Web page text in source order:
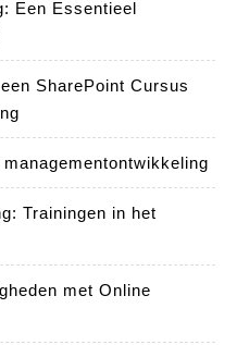
Een Essentieel
SharePoint Cursus
Trainingen in het
met Online